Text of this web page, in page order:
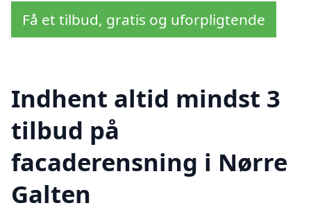
Få et tilbud, gratis og uforpligtende
Indhent altid mindst 3
tilbud på
facaderensning i Nørre
Galten